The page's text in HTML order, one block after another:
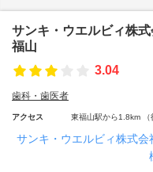
サンキ・ウエルビィ株
福山
3.04
歯科・歯医者
アクセス 東福山駅から1.8km （
サンキ・ウエルビィ株式